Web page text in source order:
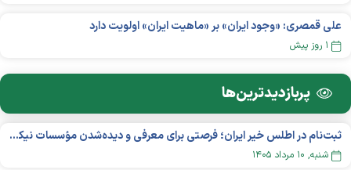
علی قمصری: «وجود ایران» بر «ماهیت ایران» اولویت دارد
۱ روز پیش
پربازدید‌ترین‌ها
ثبت‌نام در اطلس خیر ایران؛ فرصتی برای معرفی و دیده‌شدن مؤسسات نیکوکاری
شنبه, ۱۰ مرداد ۱۴۰۵